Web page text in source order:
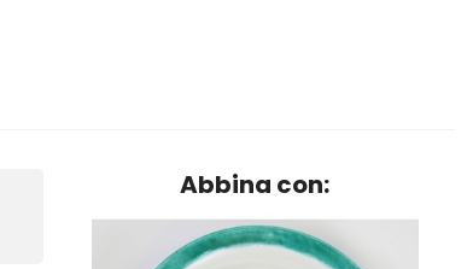
Abbina con: